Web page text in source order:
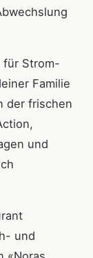
für Strom-
Familie
der frischen
und
und